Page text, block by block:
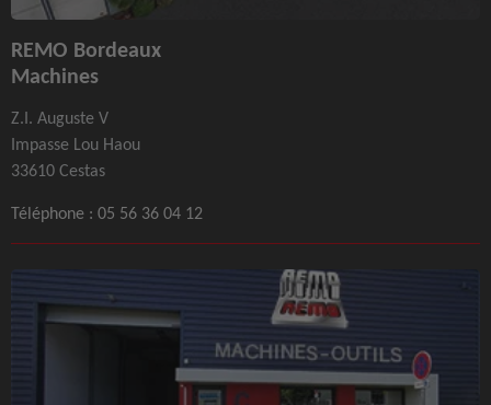
REMO Bordeaux
Machines
Z.I. Auguste V
Impasse Lou Haou
33610 Cestas
Téléphone : 05 56 36 04 12